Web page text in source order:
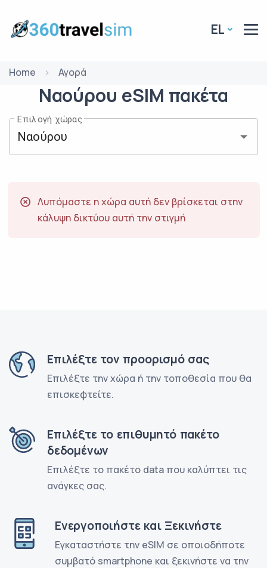
EL
Home Αγορά
Ναούρου eSIM πακέτα
Επιλογή χώρας
Λυπόμαστε η χώρα αυτή δεν βρίσκεται στην
κάλυψη δικτύου αυτή την στιγμή
Επιλέξτε τον προορισμό σας
Επιλέξτε την χώρα ή την τοποθεσία που θα
επισκεφτείτε.
Επιλέξτε το επιθυμητό πακέτο
δεδομένων
Επιλέξτε το πακέτο data που καλύπτει τις
ανάγκες σας.
Ενεργοποιήστε και Ξεκινήστε
Εγκαταστήστε την eSIM σε οποιοδήποτε
συμβατό smartphone και ξεκινήστε να την